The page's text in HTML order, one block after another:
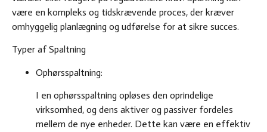
være en kompleks og tidskrævende proces, der kræver
omhyggelig planlægning og udførelse for at sikre succes.
Typer af Spaltning
Ophørsspaltning:
I en ophørsspaltning opløses den oprindelige
virksomhed, og dens aktiver og passiver fordeles
mellem de nye enheder. Dette kan være en effektiv